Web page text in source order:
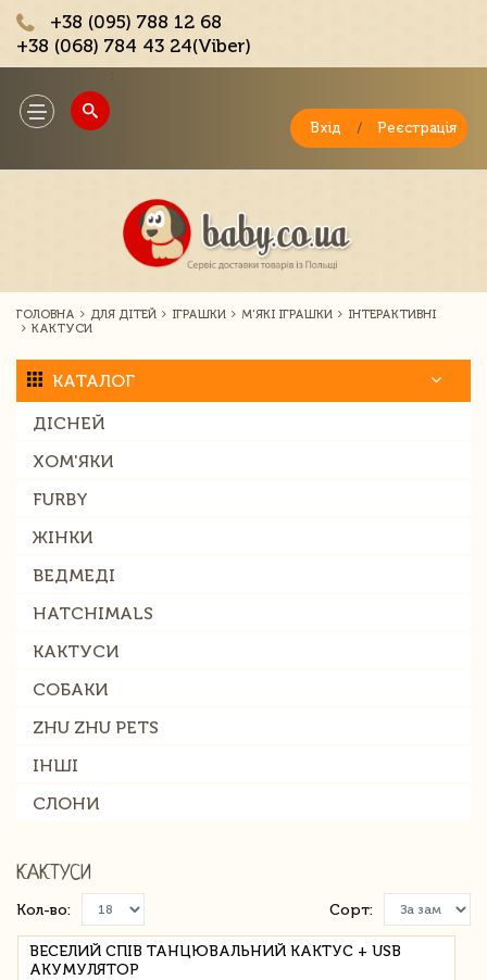
+38 (095) 788 12 68
+38 (068) 784 43 24(Viber)
Toggle
navigation
Вхід / Реєстрація
ГОЛОВНА ДЛЯ ДІТЕЙ ІГРАШКИ М'ЯКІ ІГРАШКИ
ІНТЕРАКТИВНІ
КАКТУСИ
КАТАЛОГ
ДІСНЕЙ
ХОМ'ЯКИ
FURBY
ЖІНКИ
ВЕДМЕДІ
HATCHIMALS
КАКТУСИ
СОБАКИ
ZHU ZHU PETS
ІНШІ
СЛОНИ
КАКТУСИ
Кол-во: Сорт:
ВЕСЕЛИЙ СПІВ ТАНЦЮВАЛЬНИЙ КАКТУС + USB
АКУМУЛЯТОР